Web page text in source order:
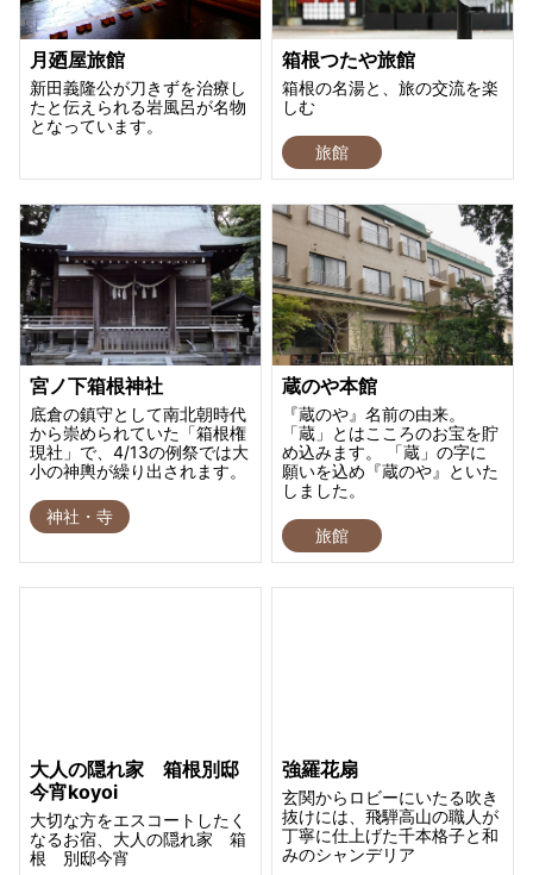
月廼屋旅館
新田義隆公が刀きずを治療し
たと伝えられる岩風呂が名物
となっています。
箱根つたや旅館
箱根の名湯と、旅の交流を楽
しむ
旅館
宮ノ下箱根神社
底倉の鎮守として南北朝時代
から崇められていた「箱根権
現社」で、4/13の例祭では大
小の神輿が繰り出されます。
神社・寺
蔵のや本館
『蔵のや』名前の由来。
「蔵」とはこころのお宝を貯
め込みます。 「蔵」の字に
願いを込め『蔵のや』といた
しました。
旅館
大人の隠れ家 箱根別邸
今宵koyoi
大切な方をエスコートしたく
なるお宿、大人の隠れ家 箱
根 別邸今宵
強羅花扇
玄関からロビーにいたる吹き
抜けには、飛騨高山の職人が
丁寧に仕上げた千本格子と和
みのシャンデリア